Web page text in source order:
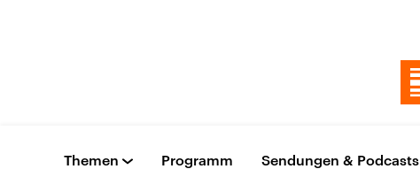
Themen Programm Sendungen & Podcasts